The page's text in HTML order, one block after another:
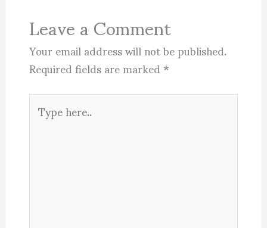
Leave a Comment
Your email address will not be published.
Required fields are marked*
Type
here..